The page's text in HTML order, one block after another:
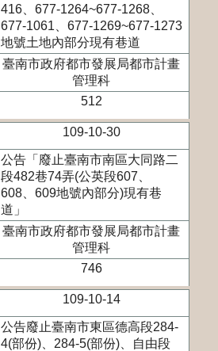
416、677-1264~677-1268、
677-1061、677-1269~677-1273
地號土地內部分現有巷道
臺南市政府都市發展局都市計畫
管理科
512
109-10-30
公告「廢止臺南市南區大同路二
段482巷74弄(公英段607、
608、609地號內部分)現有巷
道」
臺南市政府都市發展局都市計畫
管理科
746
109-10-14
公告廢止臺南市東區德高段284-
4(部份)、284-5(部份)、自由段